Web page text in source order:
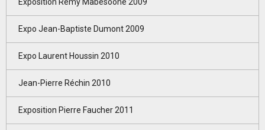
Expo Jean-Baptiste Dumont 2009
Expo Laurent Houssin 2010
Jean-Pierre Réchin 2010
Exposition Pierre Faucher 2011